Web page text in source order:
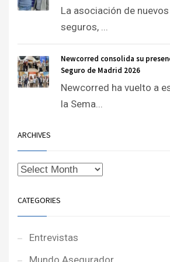
La asociación de
seguros, ...
Newcorred consolida su
Seguro de Madrid 2026
Newcorred ha vuelto a
la Sema...
ARCHIVES
CATEGORIES
Entrevistas